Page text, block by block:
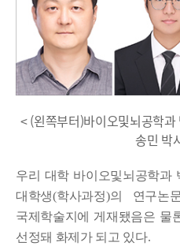
< (왼쪽부터)바이오및뇌공학
송민 박
우리 대학 바이오및뇌공학과
대학생(학사과정)의 연구논
국제학술지에 게재됐음은 물
선정돼 화제가 되고 있다.